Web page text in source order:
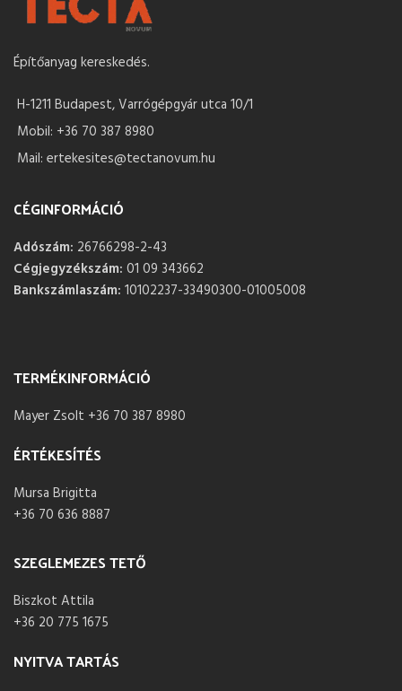
Építőanyag kereskedés.
H-1211 Budapest, Varrógépgyár utca 10/1
Mobil: +36 70 387 8980
Mail: ertekesites@tectanovum.hu
CÉGINFORMÁCIÓ
Adószám: 26766298-2-43
Cégjegyzékszám: 01 09 343662
Bankszámlaszám: 10102237-33490300-01005008
TERMÉKINFORMÁCIÓ
Mayer Zsolt +36 70 387 8980
ÉRTÉKESÍTÉS
Mursa Brigitta
+36 70 636 8887
SZEGLEMEZES TETŐ
Biszkot Attila
+36 20 775 1675
NYITVA TARTÁS